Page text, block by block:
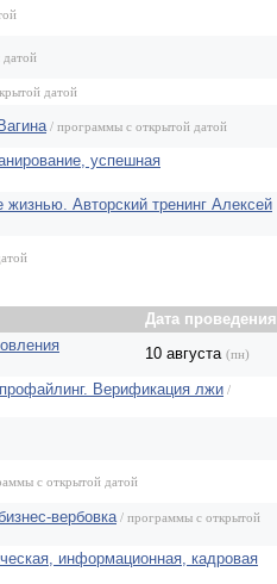
датой
/ программы с открытой датой
успешная
Авторский тренинг Алексей
Дата проведения
10 августа (пн)
Верификация лжи /
с открытой датой
вербовка / программы с открытой
информационная, кадровая